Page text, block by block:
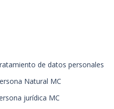
de datos personales
Natural MC
jurídica MC